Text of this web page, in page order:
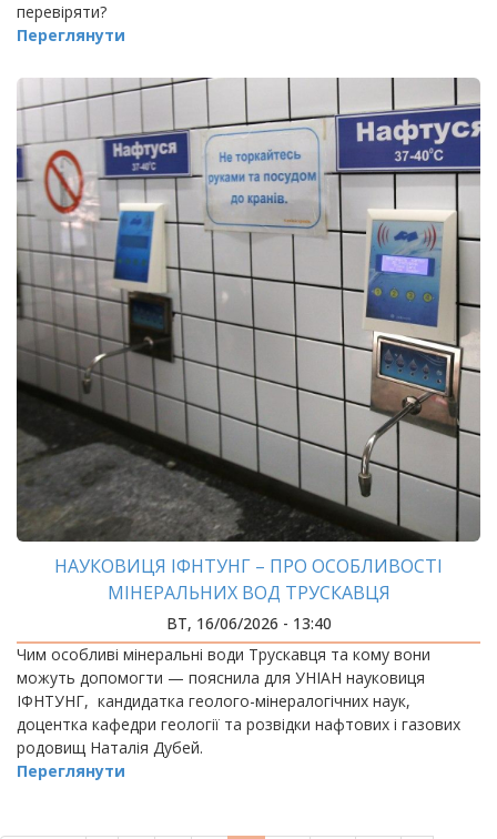
перевіряти?
Переглянути
НАУКОВИЦЯ ІФНТУНГ – ПРО ОСОБЛИВОСТІ
МІНЕРАЛЬНИХ ВОД ТРУСКАВЦЯ
ВТ, 16/06/2026 - 13:40
Чим особливі мінеральні води Трускавця та кому вони
можуть допомогти — пояснила для УНІАН науковиця
ІФНТУНГ, кандидатка геолого-мінералогічних наук,
доцентка кафедри геології та розвідки нафтових і газових
родовищ Наталія Дубей.
Переглянути